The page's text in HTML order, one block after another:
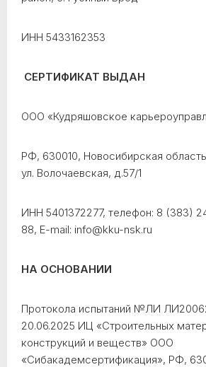
ИНН 5433162353
СЕРТИФИКАТ ВЫДАН
ООО «Кудряшовское
РФ, 630010, Новосибирская
ул. Волочаевская, д.57/1
ИНН 5401372277, телефон: 8 (383)
88, E-mail: info@kku-nsk.ru
НА ОСНОВАНИИ
Протокола испытаний №ЛИ
20.06.2025 ИЦ «Строительных
конструкций и веществ» ООО
«Сибакадемсертификация», РФ,